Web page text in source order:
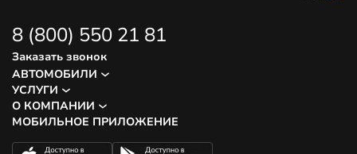
8 (800) 550 21 81
Заказать звонок
АВТОМОБИЛИ
УСЛУГИ
О КОМПАНИИ
МОБИЛЬНОЕ ПРИЛОЖЕНИЕ